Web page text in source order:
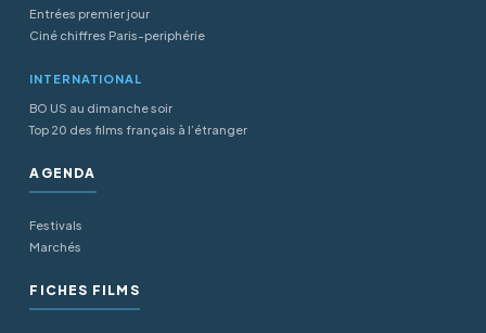
Entrées premier jour
Ciné chiffres Paris-periphérie
INTERNATIONAL
BO US au dimanche soir
Top 20 des films français à l’étranger
AGENDA
Festivals
Marchés
FICHES FILMS